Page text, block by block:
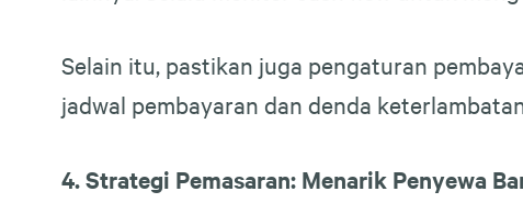
Selain itu, pastikan juga pengaturan
jadwal pembayaran dan denda
4. Strategi Pemasaran: Menarik Penyewa